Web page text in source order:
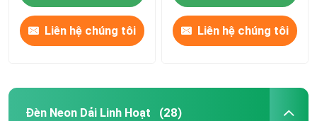
Đèn LED Neon Strip ngoài trời
Liên hệ chúng tôi Liên hệ chúng tôi
Đèn Neon Dải Linh Hoạt (28)